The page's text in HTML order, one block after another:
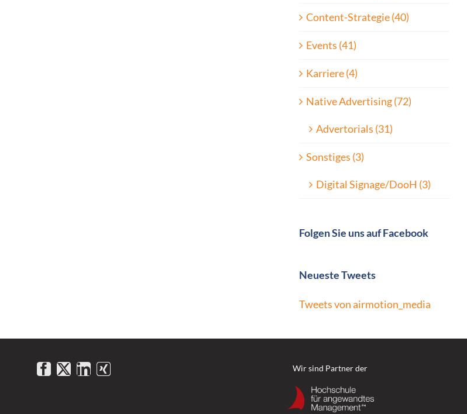
Content-Strategie (40)
Events (41)
Karriere (4)
Native Advertising (72)
Advertorials (31)
Sonstiges (3)
Digital Signage/DooH (3)
Folgen Sie uns auf Facebook
Neueste Tweets
Tweets von airmotion_media
Wir sind Partner der